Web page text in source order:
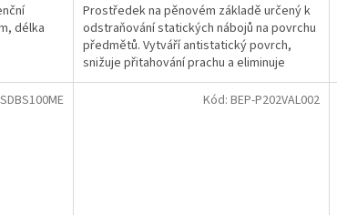
délka
Prostředek na pěnovém základě určený k
odstraňování statických nábojů na povrchu
předmětů. Vytváří antistatický povrch,
snižuje přitahování prachu a eliminuje
nepříjemné a...
SDBS100ME Kód: BEP-P202VAL002